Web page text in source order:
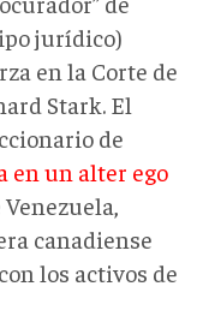
jurídico)
en la Corte de
Stark. El
de
en un alter ego
canadiense
los activos de